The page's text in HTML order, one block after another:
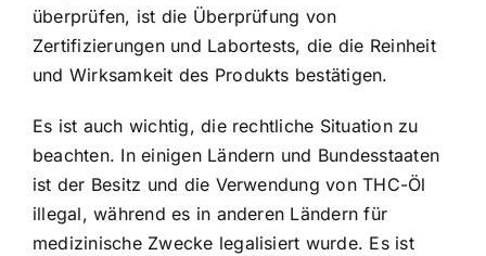
überprüfen, ist die Überprüfung von
Zertifizierungen und Labortests, die die Reinheit
und Wirksamkeit des Produkts bestätigen.
Es ist auch wichtig, die rechtliche Situation zu
beachten. In einigen Ländern und Bundesstaaten
ist der Besitz und die Verwendung von THC-Öl
illegal, während es in anderen Ländern für
medizinische Zwecke legalisiert wurde. Es ist